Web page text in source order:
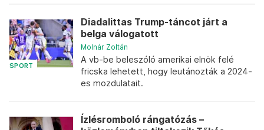
SPORT
Diadalittas Trump-táncot járt a
belga válogatott
Molnár Zoltán
A vb-be beleszóló amerikai elnök felé
fricska lehetett, hogy leutánozták a 2024-
es mozdulatait.
Ízlésromboló rángatózás –